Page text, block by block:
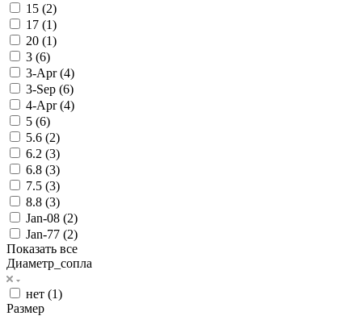
15 (2)
17 (1)
20 (1)
3 (6)
3-Apr (4)
3-Sep (6)
4-Apr (4)
5 (6)
5.6 (2)
6.2 (3)
6.8 (3)
7.5 (3)
8.8 (3)
Jan-08 (2)
Jan-77 (2)
Показать все
Диаметр_сопла
нет (1)
Размер